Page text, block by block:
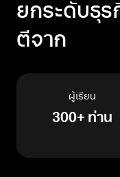
ยกระดับธุร
ตีจาก
ผู้เรียน
300+ ท่าน